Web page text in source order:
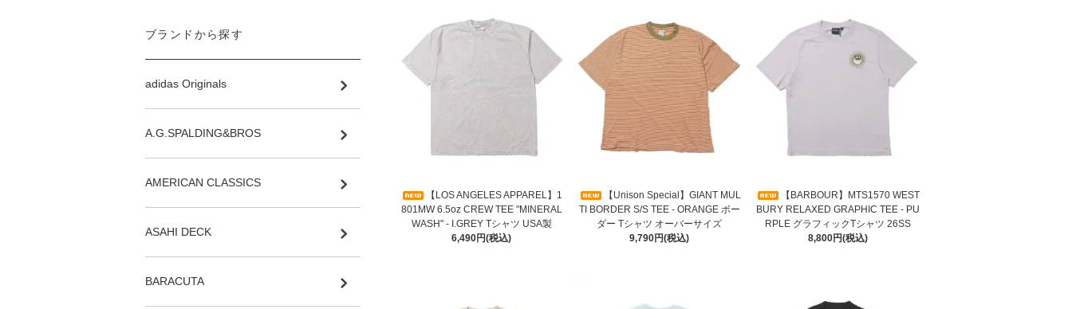
【LOS ANGELES APPAREL】1
801MW 6.5oz CREW TEE "MINERAL
WASH" - I.GREY Tシャツ USA製
6,490円(税込)
【Unison Special】GIANT MUL
TI BORDER S/S TEE - ORANGE ボー
ダー Tシャツ オーバーサイズ
9,790円(税込)
【BARBOUR】MTS1570 WEST
BURY RELAXED GRAPHIC TEE - PU
RPLE グラフィックTシャツ 26SS
8,800円(税込)
ブランドから探す
adidas Originals
A.G.SPALDING&BROS
AMERICAN CLASSICS
ASAHI DECK
BARACUTA